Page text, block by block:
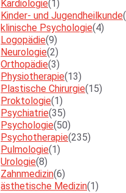
Kardiologie(1)
Kinder- und Jugendheilkunde(
klinische Psychologie(4)
Logopädie(9)
Neurologie(2)
Orthopädie(3)
Physiotherapie(13)
Plastische Chirurgie(15)
Proktologie(1)
Psychiatrie(35)
Psychologie(50)
Psychotherapie(235)
Pulmologie(1)
Urologie(8)
Zahnmedizin(6)
ästhetische Medizin(1)